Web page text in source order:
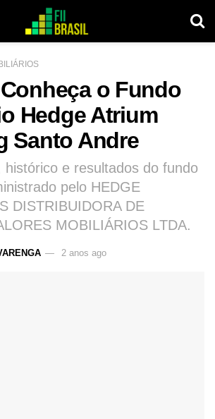
o Fundo
Hedge Atrium
Santo Andre
histórico e resultados do fundo
pelo HEDGE
DISTRIBUIDORA DE
MOBILIÁRIOS LTDA.
2 anos ago